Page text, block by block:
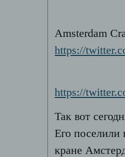
Amsterdam
https://
https://
Так вот
Его поселили
кране